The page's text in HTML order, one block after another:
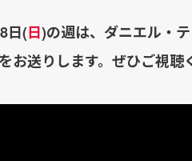
日(日)の週は、ダニエル・
お送りします。ぜひご視聴